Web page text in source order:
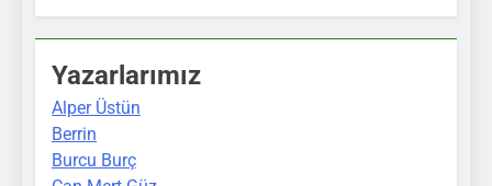
Yazarlarımız
Alper Üstün
Berrin
Burcu Burç